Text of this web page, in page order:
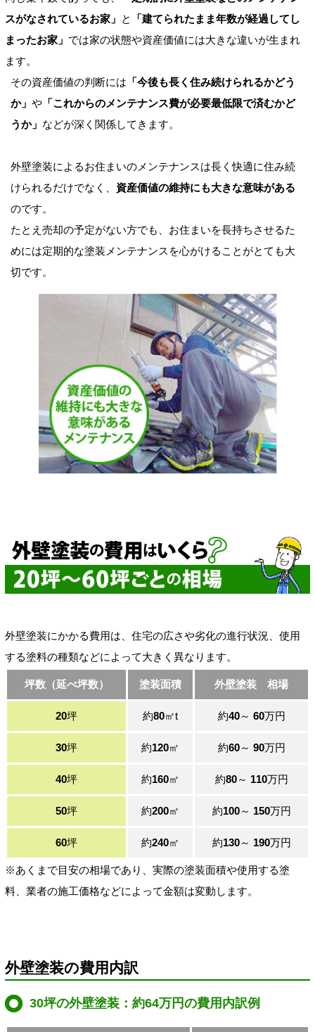
スがなされているお家」 と
「建てられたまま年数が経過してし
まったお家」 では家の状態や資産価値には大きな違いが生まれ
ます。
その資産価値の判断には 「今後も長く住み続けられるかどう
か」 や「これからのメンテナンス費が必要最低限で済むかど
うか」 などが深く関係してきます。
外壁塗装によるお住まいのメンテナンスは長く快適に住み続
けられるだけでなく、 資産価値の維持にも大きな意味がある
のです。
たとえ売却の予定がない方でも、お住まいを長持ちさせるた
めには定期的な塗装メンテナンスを心がけることがとても大
切です。
外壁塗装にかかる費用は、住宅の広さや劣化の進行状況、使用
する塗料の種類などによって大きく異なります。
坪数（延べ坪数） 塗装面積 外壁塗装 相場
20坪 約80㎡t 約40～ 60万円
30坪 約120㎡ 約60～ 90万円
40坪 約160㎡ 約80～ 110万円
50坪 約200㎡ 約100～ 150万円
60坪 約240㎡ 約130～ 190万円
※あくまで目安の相場であり、実際の塗装面積や使用する塗
料、業者の施工価格などによって金額は変動します。
外壁塗装の費用内訳
30坪の外壁塗装：約64万円の費用内訳例